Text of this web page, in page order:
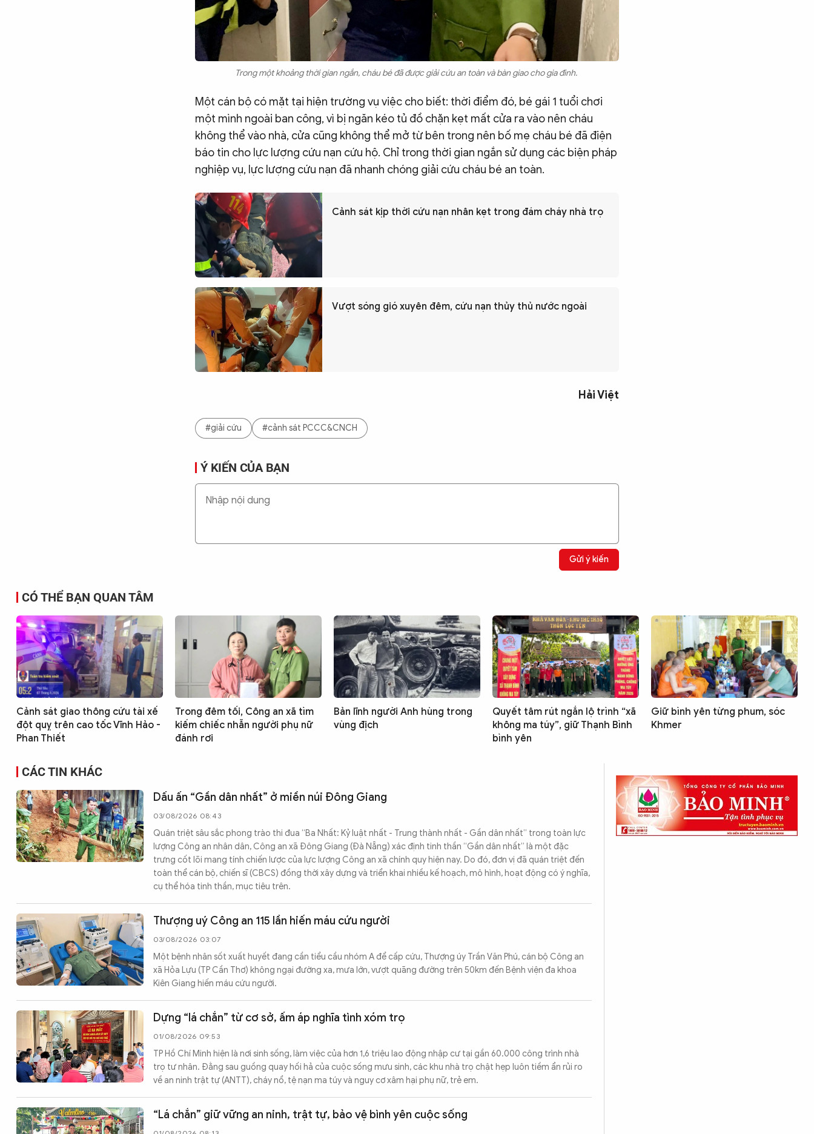
Trong một khoảng thời gian ngắn, cháu bé đã được giải cứu an toàn và bàn giao cho gia đình.
Một cán bộ có mặt tại hiện trường vụ việc cho biết: thời điểm đó, bé gái 1 tuổi chơi
một mình ngoài ban công, vì bị ngăn kéo tủ đồ chặn kẹt mất cửa ra vào nên cháu
không thể vào nhà, cửa cũng không thể mở từ bên trong nên bố mẹ cháu bé đã điện
báo tin cho lực lượng cứu nạn cứu hộ. Chỉ trong thời gian ngắn sử dụng các biện pháp
nghiệp vụ, lực lượng cứu nạn đã nhanh chóng giải cứu cháu bé an toàn.
Cảnh sát kịp thời cứu nạn nhân kẹt trong đám cháy nhà trọ
Vượt sóng gió xuyên đêm, cứu nạn thủy thủ nước ngoài
Hải Việt
#giải cứu #cảnh sát PCCC&CNCH
Ý KIẾN CỦA BẠN
Gửi ý kiến
CÓ THỂ BẠN QUAN TÂM
Cảnh sát giao thông cứu tài xế
đột quỵ trên cao tốc Vĩnh Hảo -
Phan Thiết
Trong đêm tối, Công an xã tìm
kiếm chiếc nhẫn người phụ nữ
đánh rơi
Bản lĩnh người Anh hùng trong
vùng địch
Quyết tâm rút ngắn lộ trình “xã
không ma túy”, giữ Thạnh Bình
bình yên
Giữ bình yên từng phum, sóc
Khmer
CÁC TIN KHÁC
Dấu ấn “Gần dân nhất” ở miền núi Đông Giang
03/08/2026 08:43
Quán triệt sâu sắc phong trào thi đua “Ba Nhất: Kỷ luật nhất - Trung thành nhất - Gần dân nhất” trong toàn lực
lượng Công an nhân dân, Công an xã Đông Giang (Đà Nẵng) xác định tinh thần “Gần dân nhất” là một đặc
trưng cốt lõi mang tính chiến lược của lực lượng Công an xã chính quy hiện nay. Do đó, đơn vị đã quán triệt đến
toàn thể cán bộ, chiến sĩ (CBCS) đồng thời xây dựng và triển khai nhiều kế hoạch, mô hình, hoạt động có ý nghĩa,
cụ thể hóa tinh thần, mục tiêu trên.
Thượng uý Công an 115 lần hiến máu cứu người
03/08/2026 03:07
Một bệnh nhân sốt xuất huyết đang cần tiểu cầu nhóm A để cấp cứu, Thượng úy Trần Văn Phú, cán bộ Công an
xã Hỏa Lựu (TP Cần Thơ) không ngại đường xa, mưa lớn, vượt quãng đường trên 50km đến Bệnh viện đa khoa
Kiên Giang hiến máu cứu người.
Dựng “lá chắn” từ cơ sở, ấm áp nghĩa tình xóm trọ
01/08/2026 09:53
TP Hồ Chí Minh hiện là nơi sinh sống, làm việc của hơn 1,6 triệu lao động nhập cư tại gần 60.000 công trình nhà
trọ tư nhân. Đằng sau guồng quay hối hả của cuộc sống mưu sinh, các khu nhà trọ chật hẹp luôn tiềm ẩn rủi ro
về an ninh trật tự (ANTT), cháy nổ, tệ nạn ma túy và nguy cơ xâm hại phụ nữ, trẻ em.
“Lá chắn” giữ vững an ninh, trật tự, bảo vệ bình yên cuộc sống